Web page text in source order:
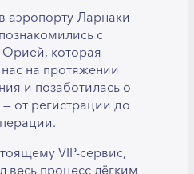
аэропорту Ларнаки
с
которая
на протяжении
и позаботилась о
от регистрации до
VIP-сервис,